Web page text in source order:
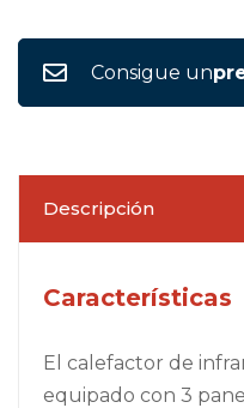
Consigue un
Descripción
Características
El calefactor de
equipado con 3